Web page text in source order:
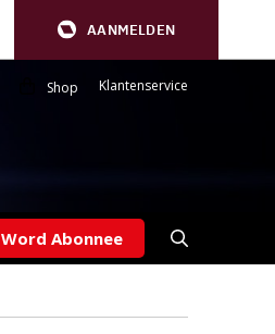
AANMELDEN
Shop Klantenservice
Word Abonnee